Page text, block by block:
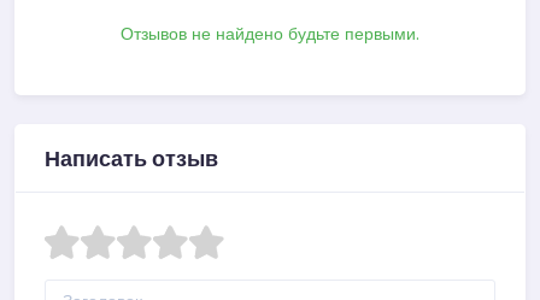
Отзывов не найдено будьте первыми.
Написать отзыв